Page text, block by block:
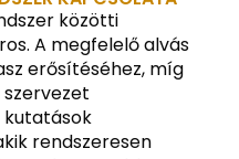
közötti
A megfelelő alvás
erősítéséhez, míg
kutatások
rendszeresen